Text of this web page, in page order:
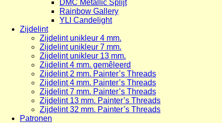
DMC Metallic Splijt
Rainbow Gallery
YLI Candelight
Zijdelint
Zijdelint unikleur 4 mm.
Zijdelint unikleur 7 mm.
Zijdelint unikleur 13 mm.
Zijdelint 4 mm. gemêleerd
Zijdelint 2 mm. Painter’s Threads
Zijdelint 4 mm. Painter’s Threads
Zijdelint 7 mm. Painter’s Threads
Zijdelint 13 mm. Painter’s Threads
Zijdelint 32 mm. Painter’s Threads
Patronen